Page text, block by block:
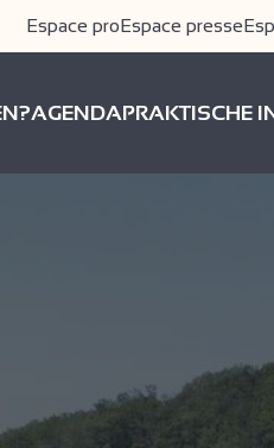
Espace proEspace presse
AGENDAPRAKTISCHE